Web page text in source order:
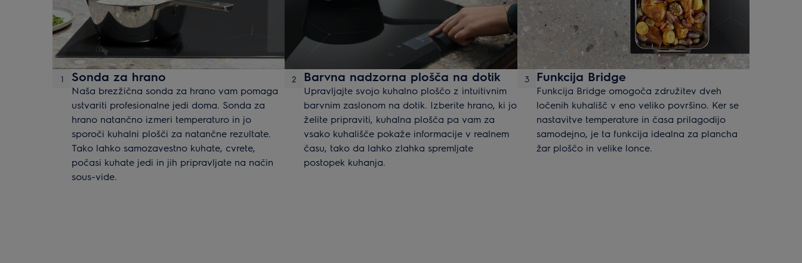
1 Sonda za hrano
Naša brezžična sonda za hrano vam pomaga
ustvariti profesionalne jedi doma. Sonda za
hrano natančno izmeri temperaturo in jo
sporoči kuhalni plošči za natančne rezultate.
Tako lahko samozavestno kuhate, cvrete,
počasi kuhate jedi in jih pripravljate na način
sous-vide.
2 Barvna nadzorna plošča na dotik
Upravljajte svojo kuhalno ploščo z intuitivnim
barvnim zaslonom na dotik. Izberite hrano, ki jo
želite pripraviti, kuhalna plošča pa vam za
vsako kuhališče pokaže informacije v realnem
času, tako da lahko zlahka spremljate
postopek kuhanja.
3 Funkcija Bridge
Funkcija Bridge omogoča združitev dveh
ločenih kuhališč v eno veliko površino. Ker se
nastavitve temperature in časa prilagodijo
samodejno, je ta funkcija idealna za plancha
žar ploščo in velike lonce.